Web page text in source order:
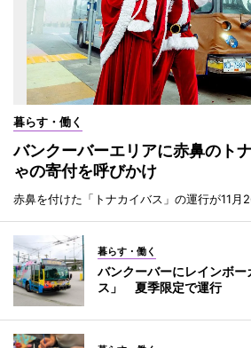
暮らす・働く
バンクーバーエリアに赤鼻のト
ゃの寄付を呼びかけ
赤鼻を付けた「トナカイバス」の運行が11月
暮らす・働く
バンクーバーにレインボ
ス」 夏季限定で運行